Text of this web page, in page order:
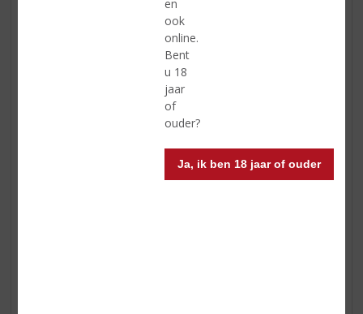
en
ook
online.
Bent
u 18
jaar
of
ouder?
Ja, ik ben 18 jaar of ouder
Hampden Pure Jamaican Overproof Rum